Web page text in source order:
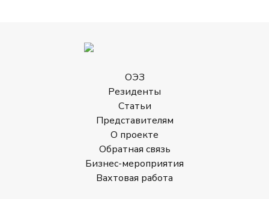
ОЭЗ
Резиденты
Статьи
Представителям
О проекте
Обратная связь
Бизнес-мероприятия
Вахтовая работа